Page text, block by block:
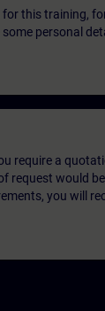
this training,
personal
require a
request would
you will